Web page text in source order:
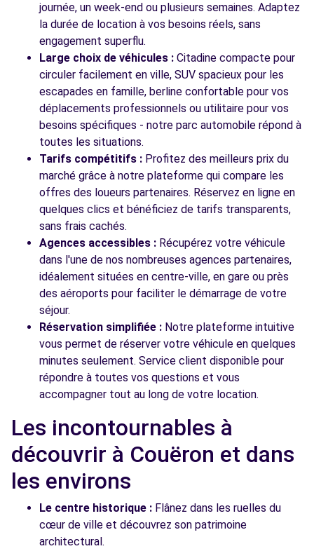
journée, un week-end ou plusieurs semaines. Adaptez
la durée de location à vos besoins réels, sans
engagement superflu.
Large choix de véhicules : Citadine compacte pour
circuler facilement en ville, SUV spacieux pour les
escapades en famille, berline confortable pour vos
déplacements professionnels ou utilitaire pour vos
besoins spécifiques - notre parc automobile répond à
toutes les situations.
Tarifs compétitifs : Profitez des meilleurs prix du
marché grâce à notre plateforme qui compare les
offres des loueurs partenaires. Réservez en ligne en
quelques clics et bénéficiez de tarifs transparents,
sans frais cachés.
Agences accessibles : Récupérez votre véhicule
dans l'une de nos nombreuses agences partenaires,
idéalement situées en centre-ville, en gare ou près
des aéroports pour faciliter le démarrage de votre
séjour.
Réservation simplifiée : Notre plateforme intuitive
vous permet de réserver votre véhicule en quelques
minutes seulement. Service client disponible pour
répondre à toutes vos questions et vous
accompagner tout au long de votre location.
Les incontournables à
découvrir à Couëron et dans
les environs
Le centre historique : Flânez dans les ruelles du
cœur de ville et découvrez son patrimoine
architectural.